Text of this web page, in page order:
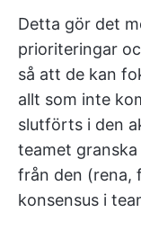
Detta gör det
prioriteringar
så att de kan
allt som inte
slutförts i den
teamet
från den (rena,
konsensus i